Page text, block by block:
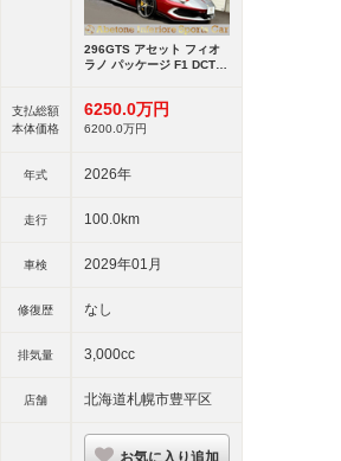
支払総額
本体価格
年式
走行
車検
修復歴
排気量
店舗
296GTS アセット フィオ
ラノ パッケージ F1 DCT
6250.0万円
6200. 0万円
2026年
100.0km
2029年01月
なし
3,000cc
北海道札幌市豊平区
お気に入り追加